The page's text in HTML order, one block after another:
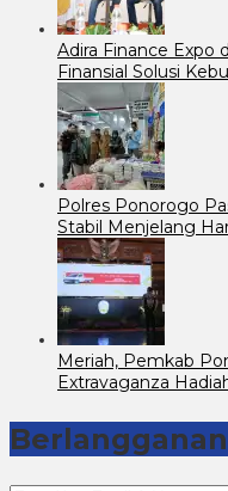
Adira Finance Expo
Finansial Solusi
Polres Ponorogo
Stabil Menjelang
Meriah, Pemkab
Extravaganza